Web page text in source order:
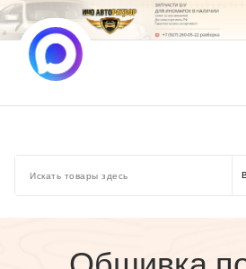
Перейти
к
содержимому